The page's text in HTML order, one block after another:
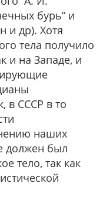
бурь” и
и др). Хотя
тела получило
и на Западе, и
в СССР в то
наших
должен был
тело, так как